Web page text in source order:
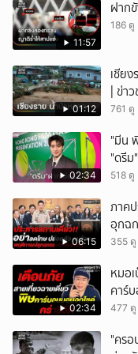
11:57
ฝาก
186 ดู
01:12
เชีย
| ข่า
761 ดู
02:34
"มีน
"ดรีม
518 ดู
06:15
ภาค
อุกฉ
355 ดู
02:34
หมอ
คาร์
วัดติด
477 ดู
"ครอ